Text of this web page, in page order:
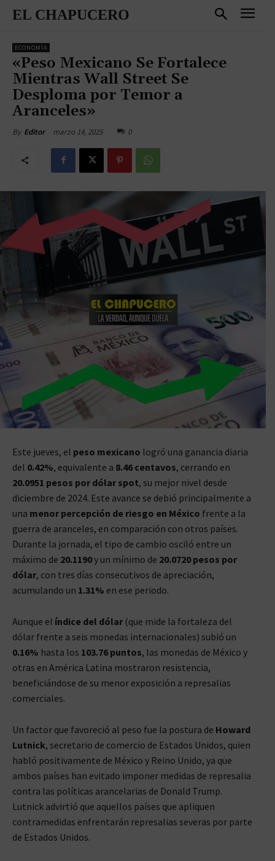
EL CHAPUCERO
ECONOMÍA
«Peso Mexicano Se Fortalece
Mientras Wall Street Se
Desploma por Temor a
Aranceles»
By Editor marzo 14, 2025 0
Este jueves, el peso mexicano logró una ganancia diaria
del 0.42%, equivalente a 8.46 centavos, cerrando en
20.0951 pesos por dólar spot, su mejor nivel desde
diciembre de 2024. Este avance se debió principalmente a
una menor percepción de riesgo en México frente a la
guerra de aranceles, en comparación con otros países.
Durante la jornada, el tipo de cambio osciló entre un
máximo de 20.1190y un mínimo de 20.0720 pesos por
dólar, con tres días consecutivos de apreciación,
acumulando un 1.31% en ese periodo.
Aunque el índice del dólar (que mide la fortaleza del
dólar frente a seis monedas internacionales) subió un
0.16% hasta los 103.76 puntos, las monedas de México y
otras en América Latina mostraron resistencia,
beneficiándose de su menor exposición a represalias
comerciales.
Un factor que favoreció al peso fue la postura de Howard
Lutnick, secretario de comercio de Estados Unidos, quien
habló positivamente de México y Reino Unido, ya que
ambos países han evitado imponer medidas de represalia
contra las políticas arancelarias de Donald Trump.
Lutnick advirtió que aquellos países que apliquen
contramedidas enfrentarán represalias severas por parte
de Estados Unidos.